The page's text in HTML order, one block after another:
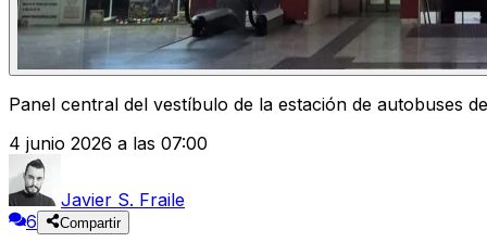
Panel central del vestíbulo de la estación de autobuses
4 junio 2026 a las 07:00
Javier S. Fraile
6
Compartir